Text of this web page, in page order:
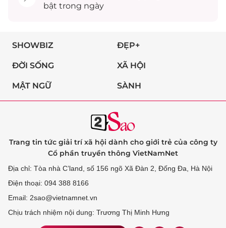
bật trong ngày
SHOWBIZ ĐẸP+
ĐỜI SỐNG XÃ HỘI
MẬT NGỮ SÀNH
Trang tin tức giải trí xã hội dành cho giới trẻ của công ty
Cổ phần truyền thông VietNamNet
Địa chỉ: Tòa nhà C’land, số 156 ngõ Xã Đàn 2, Đống Đa, Hà Nội
Điện thoại: 094 388 8166
Email: 2sao@vietnamnet.vn
Chịu trách nhiệm nội dung: Trương Thị Minh Hưng